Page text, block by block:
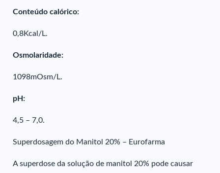
Conteúdo calórico:
0,8Kcal/L.
Osmolaridade:
1098mOsm/L.
pH:
4,5 – 7,0.
Superdosagem do Manitol 20% – Eurofarma
A superdose da solução de manitol 20% pode causar